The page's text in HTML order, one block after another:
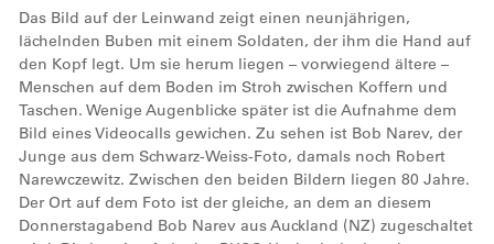
Das Bild auf der Leinwand zeigt einen neunjährigen,
lächelnden Buben mit einem Soldaten, der ihm die Hand auf
den Kopf legt. Um sie herum liegen – vorwiegend ältere –
Menschen auf dem Boden im Stroh zwischen Koffern und
Taschen. Wenige Augenblicke später ist die Aufnahme dem
Bild eines Videocalls gewichen. Zu sehen ist Bob Narev, der
Junge aus dem Schwarz-Weiss-Foto, damals noch Robert
Narewczewitz. Zwischen den beiden Bildern liegen 80 Jahre.
Der Ort auf dem Foto ist der gleiche, an dem an diesem
Donnerstagabend Bob Narev aus Auckland (NZ) zugeschaltet